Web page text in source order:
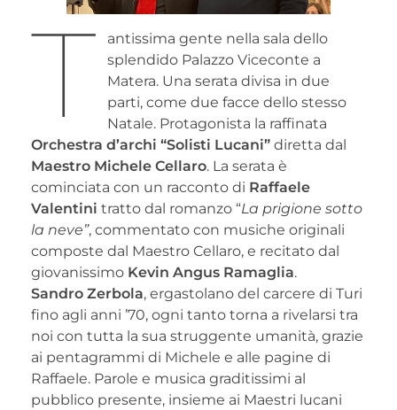
T
antissima gente nella sala dello
splendido Palazzo Viceconte a
Matera. Una serata divisa in due
parti, come due facce dello stesso
Natale. Protagonista la raffinata
Orchestra d’archi “Solisti Lucani” diretta dal
Maestro Michele Cellaro. La serata è
cominciata con un racconto di Raffaele
Valentini tratto dal romanzo “La prigione sotto
la neve”, commentato con musiche originali
composte dal Maestro Cellaro, e recitato dal
giovanissimo Kevin Angus Ramaglia.
Sandro Zerbola, ergastolano del carcere di Turi
fino agli anni ’70, ogni tanto torna a rivelarsi tra
noi con tutta la sua struggente umanità, grazie
ai pentagrammi di Michele e alle pagine di
Raffaele. Parole e musica graditissimi al
pubblico presente, insieme ai Maestri lucani